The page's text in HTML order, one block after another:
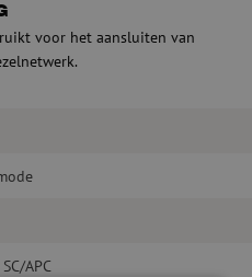
voor het aansluiten van
APC